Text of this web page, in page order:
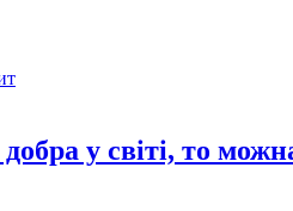
у світі, то